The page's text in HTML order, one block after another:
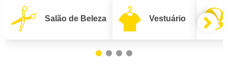
Salão de Beleza Vestuário